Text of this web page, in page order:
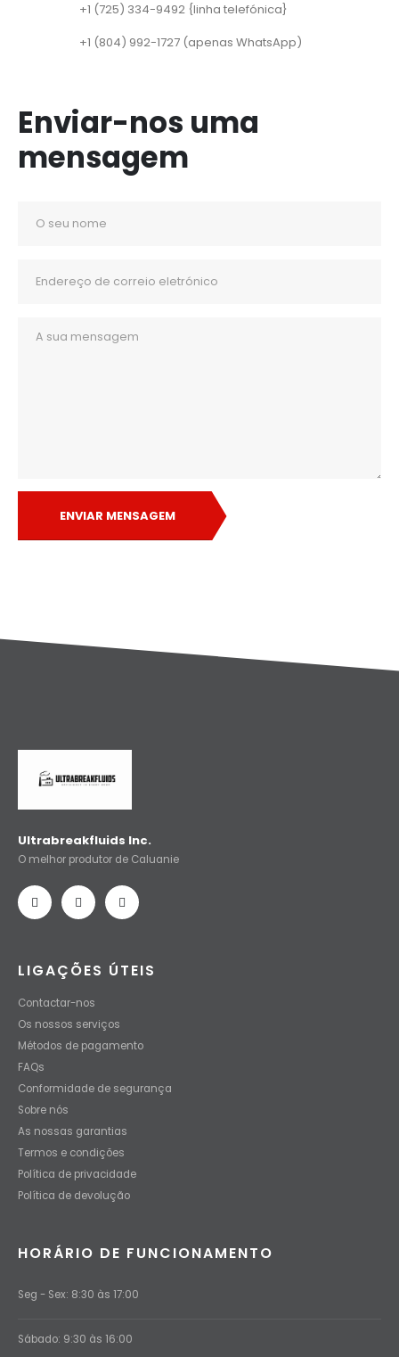
+1 (725) 334-9492 {linha telefónica}
+1 (804) 992-1727 (apenas WhatsApp)
Enviar-nos uma
mensagem
ENVIAR MENSAGEM
Ultrabreakfluids Inc.
O melhor produtor de Caluanie
LIGAÇÕES ÚTEIS
Contactar-nos
Os nossos serviços
Métodos de pagamento
FAQs
Conformidade de segurança
Sobre nós
As nossas garantias
Termos e condições
Política de privacidade
Política de devolução
HORÁRIO DE FUNCIONAMENTO
Seg - Sex: 8:30 às 17:00
Sábado: 9:30 às 16:00